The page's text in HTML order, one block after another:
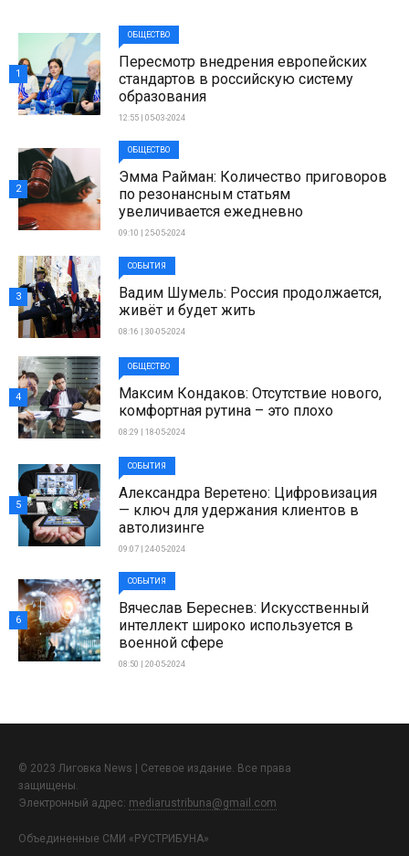
ОБЩЕСТВО
Пересмотр внедрения европейских
стандартов в российскую систему
образования
12:55 | 05-03-2024
1
ОБЩЕСТВО
Эмма Райман: Количество приговоров
по резонансным статьям
увеличивается ежедневно
09:10 | 25-05-2024
2
СОБЫТИЯ
Вадим Шумель: Россия продолжается,
живёт и будет жить
08:16 | 30-05-2024
3
ОБЩЕСТВО
Максим Кондаков: Отсутствие нового,
комфортная рутина – это плохо
08:29 | 18-05-2024
4
СОБЫТИЯ
Александра Веретено: Цифровизация
— ключ для удержания клиентов в
автолизинге
09:07 | 24-05-2024
5
СОБЫТИЯ
Вячеслав Береснев: Искусственный
интеллект широко используется в
военной сфере
08:50 | 20-05-2024
6
© 2023 Лиговка News | Сетевое издание. Все права
защищены.
Электронный адрес: mediarustribuna@gmail.com
Объединенные СМИ «РУСТРИБУНА»